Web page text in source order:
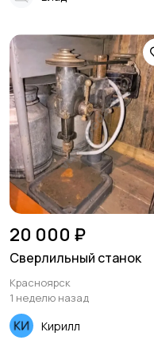
20 000 ₽
Сверлильный станок
Красноярск
1 неделю назад
Кирилл